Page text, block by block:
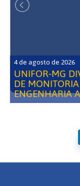
4 de agosto de 2026
UNIFOR-MG
DE
ENGENHARIA